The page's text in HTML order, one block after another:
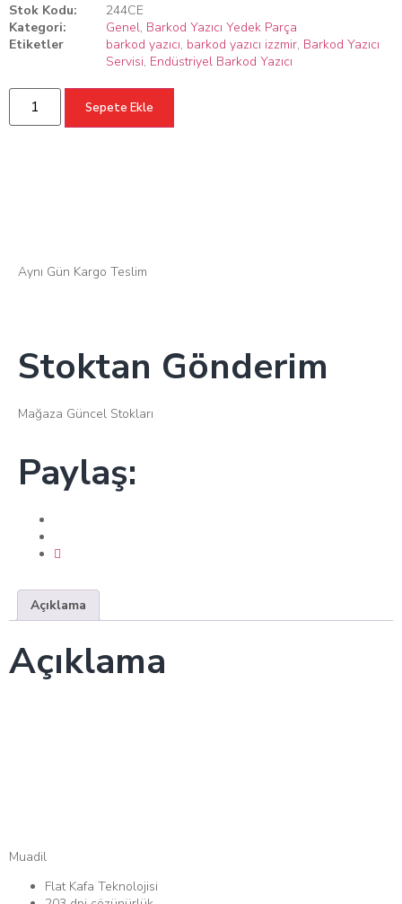
Stok Kodu:
244CE
Kategori:
Genel, Barkod Yazıcı Yedek Parça
Etiketler
barkod yazıcı, barkod yazıcı izzmir, Barkod Yazıcı
Servisi, Endüstriyel Barkod Yazıcı
Sepete Ekle
Aynı Gün Kargo Teslim
Stoktan Gönderim
Mağaza Güncel Stokları
Paylaş:
Açıklama
Açıklama
Muadil
Flat Kafa Teknolojisi